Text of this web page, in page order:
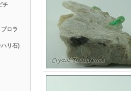
チ
ロラ
リ石)